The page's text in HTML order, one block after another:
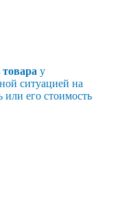
у
ситуацией на
или его стоимость